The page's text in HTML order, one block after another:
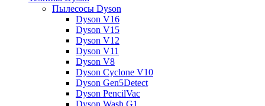
Пылесосы Dyson
Dyson V16
Dyson V15
Dyson V12
Dyson V11
Dyson V8
Dyson Cyclone V10
Dyson Gen5Detect
Dyson PencilVac
Dyson Wash G1